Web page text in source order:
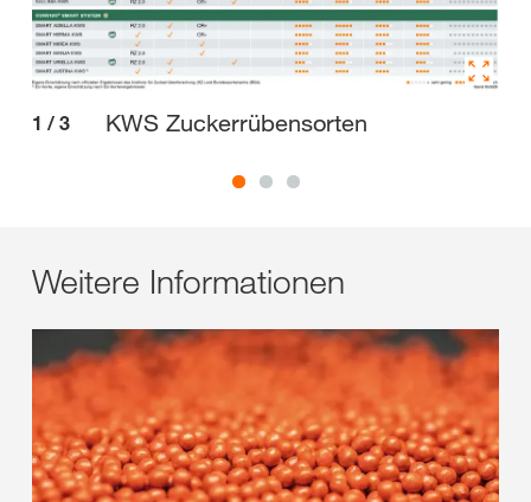
1 / 3 KWS Zuckerrübensorten
Weitere Informationen